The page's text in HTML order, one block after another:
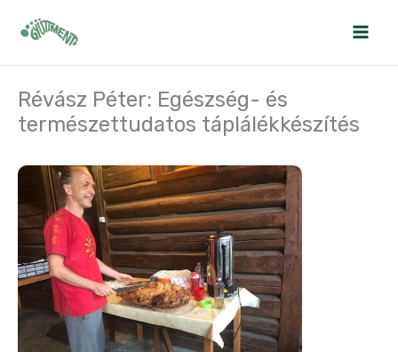
Révász Péter: Egészség- és
természettudatos táplálékkészítés